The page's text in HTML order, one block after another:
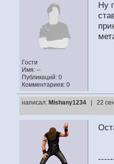
Гости
Имя: --
Публикаций: 0
Комментариев: 0
Ну
написал: Mishany1234 | 22